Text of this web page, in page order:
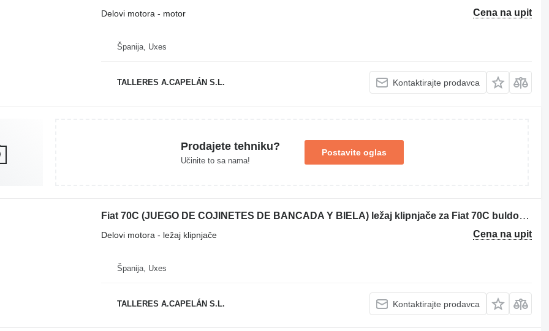
Cena na upit
Delovi motora - motor
Španija, Uxes
TALLERES A.CAPELÁN S.L. Kontaktirajte prodavca
Prodajete tehniku?
Učinite to sa nama!
Postavite oglas
Fiat 70C (JUEGO DE COJINETES DE BANCADA Y BIELA) ležaj klipnjače za Fiat 70C buldožera
Cena na upit
Delovi motora - ležaj klipnjače
Španija, Uxes
TALLERES A.CAPELÁN S.L. Kontaktirajte prodavca